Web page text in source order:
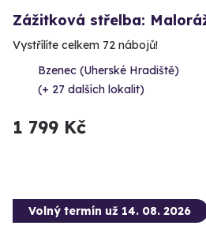
Zážitková střelba:
Vystřílíte celkem 72 nábojů!
Bzenec (Uherské Hradiště)
(+ 27 dalších lokalit)
1 799 Kč
Volný termín už 14. 08. 2026